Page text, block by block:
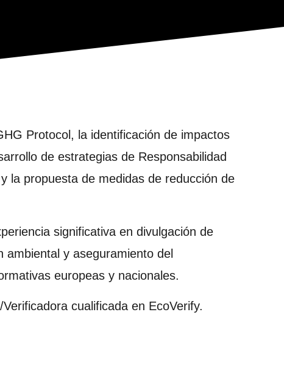
Protocol, la identificación de impactos
de estrategias de Responsabilidad
la propuesta de medidas de reducción de
significativa en divulgación de
ambiental y aseguramiento del
europeas y nacionales.
cualificada en EcoVerify.